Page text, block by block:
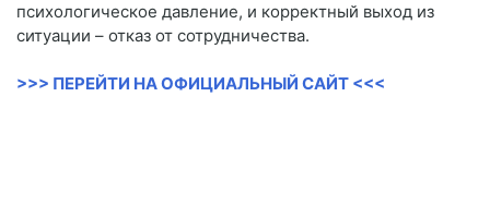
психологическое давление, и корректный выход из
ситуации – отказ от сотрудничества.
>>> ПЕРЕЙТИ НА ОФИЦИАЛЬНЫЙ САЙТ <<<